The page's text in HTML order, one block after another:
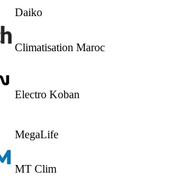
Daiko
Climatisation Maroc
Electro Koban
MegaLife
MT Clim